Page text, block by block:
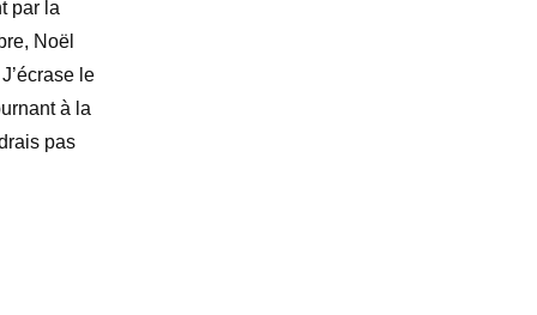
par la
Noël
le
à la
pas